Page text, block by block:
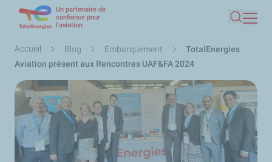
contenu
principal
Un partenaire de
confiance pour
l'aviation
Fil
d'Ariane
Accueil Blog Embarquement
TotalEnergies
Aviation présent aux Rencontres UAF&FA 2024